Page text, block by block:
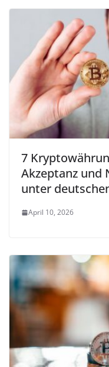
7
Akzeptanz und
unter
April 10, 2026